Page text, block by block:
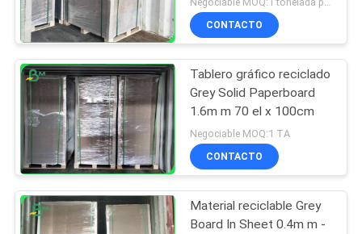
CONTACTO
Tablero gráfico reciclado
Grey Solid Paperboard
1.6m m 70 el x 100cm
Negociable MOQ:1 TA
CONTACTO
Material reciclable Grey
Board In Sheet 0.4m m -